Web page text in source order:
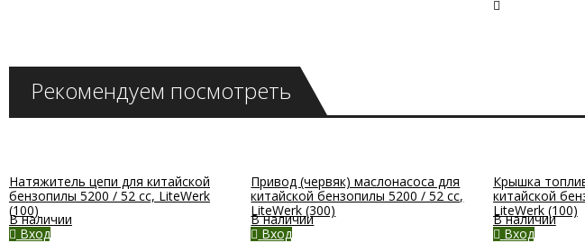
Рекомендуем посмотреть
Натяжитель цепи для китайской
бензопилы 5200 / 52 cc, LiteWerk
(100)
В наличии
Вход
Привод (червяк) маслонасоса для
китайской бензопилы 5200 / 52 cc,
LiteWerk (300)
В наличии
Вход
Крышка
китайской
LiteWerk (100)
В наличии
Вход